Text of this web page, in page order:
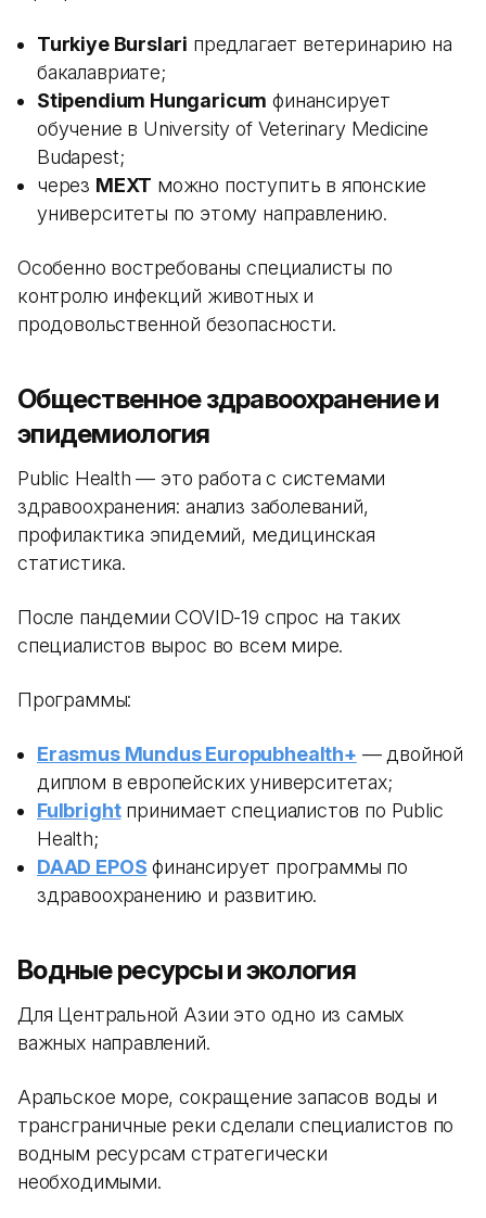
Turkiye Burslari предлагает ветеринарию на
бакалавриате;
Stipendium Hungaricum финансирует
обучение в University of Veterinary Medicine
Budapest;
через MEXT можно поступить в японские
университеты по этому направлению.
Особенно востребованы специалисты по
контролю инфекций животных и
продовольственной безопасности.
Общественное здравоохранение и
эпидемиология
Public Health — это работа с системами
здравоохранения: анализ заболеваний,
профилактика эпидемий, медицинская
статистика.
После пандемии COVID-19 спрос на таких
специалистов вырос во всем мире.
Программы:
Erasmus Mundus Europubhealth+ — двойной
диплом в европейских университетах;
Fulbrightпринимает специалистов по Public
Health;
DAAD EPOS финансирует программы по
здравоохранению и развитию.
Водные ресурсы и экология
Для Центральной Азии это одно из самых
важных направлений.
Аральское море, сокращение запасов воды и
трансграничные реки сделали специалистов по
водным ресурсам стратегически
необходимыми.